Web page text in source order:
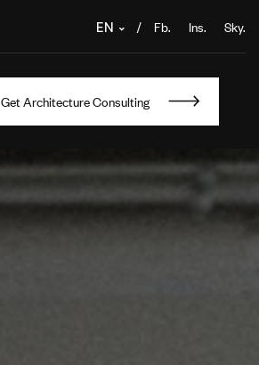
EN / Fb. Ins. Sky.
Get Architecture Consulting